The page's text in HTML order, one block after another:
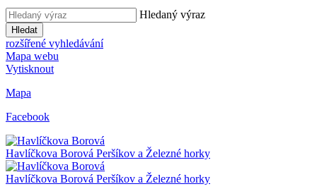
Hledaný výraz
Hledat
rozšířené vyhledávání
Mapa webu
Vytisknout
Mapa
Facebook
Havlíčkova Borová Peršíkov a Železné horky
Havlíčkova Borová Peršíkov a Železné horky